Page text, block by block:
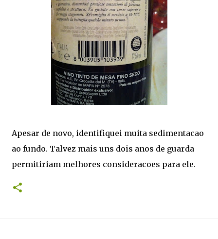
Apesar de novo, identifiquei muita sedimentacao
ao fundo. Talvez mais uns dois anos de guarda
permitiriam melhores consideracoes para ele.